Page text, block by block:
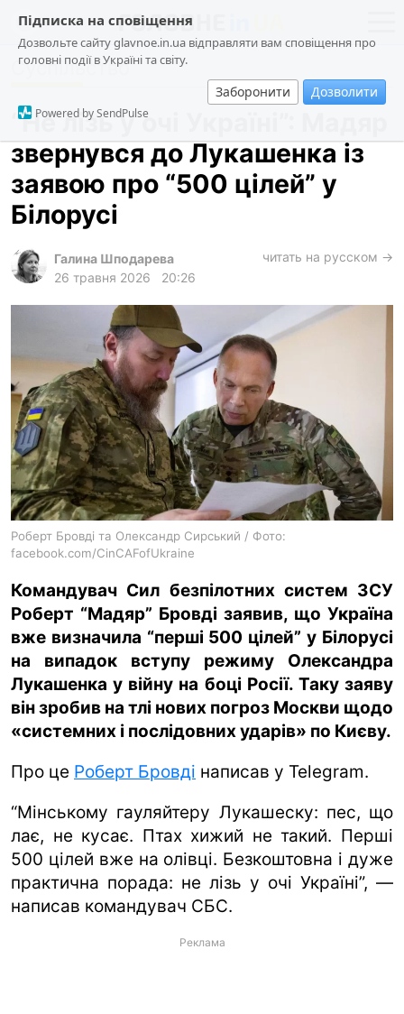
Підписка на сповіщення
Дозвольте сайту glavnoe.in.ua відправляти вам сповіщення про
головні події в Україні та світу.
Заборонити Дозволити
Powered by SendPulse
новини
про проєкт
суспільство
події
кримінал
харків
архів
gambling
ua ru en
Суспільство
“Не лізь у очі Україні”: Мадяр
звернувся до Лукашенка із
заявою про “500 цілей” у
Білорусі
Галина Шподарева
26 травня 2026
20:26
читать на русском →
Роберт Бровді та Олександр Сирський / Фото:
facebook.com/CinCAFofUkraine
Командувач Сил безпілотних систем ЗСУ
Роберт “Мадяр” Бровді заявив, що Україна
вже визначила “перші 500 цілей” у Білорусі
на випадок вступу режиму Олександра
Лукашенка у війну на боці Росії. Таку заяву
він зробив на тлі нових погроз Москви щодо
«системних і послідовних ударів» по Києву.
Про це Роберт Бровді написав у Telegram.
“Мінському гауляйтеру Лукашеску: пес, що
лає, не кусає. Птах хижий не такий. Перші
500 цілей вже на олівці. Безкоштовна і дуже
практична порада: не лізь у очі Україні”, —
написав командувач СБС.
Реклама